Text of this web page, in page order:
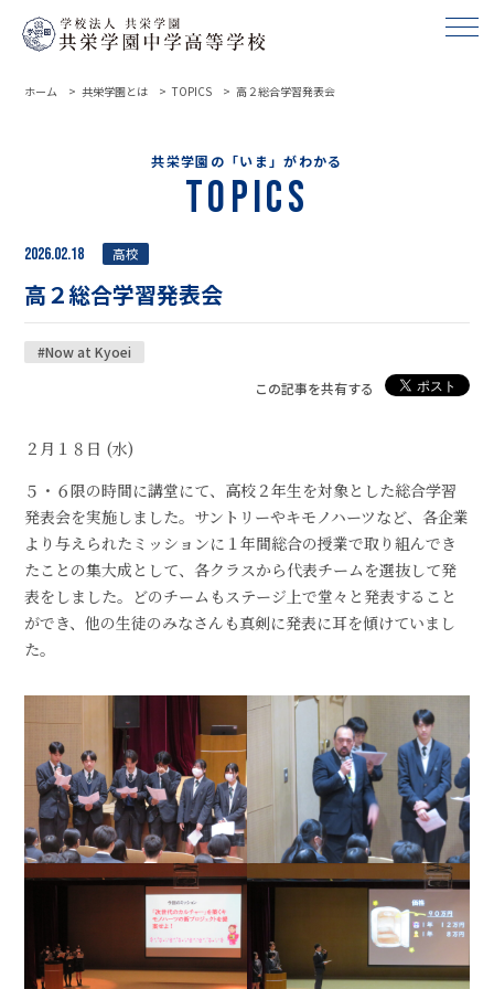
ホーム 共栄学園とは TOPICS 高２総合学習発表会
共栄学園の「いま」がわかる
Topics
2026.02.18 高校
高２総合学習発表会
#Now at Kyoei
この記事を共有する
２月１８日 (水)
５・６限の時間に講堂にて、高校２年生を対象とした総合学習
発表会を実施しました。サントリーやキモノハーツなど、各企業
より与えられたミッションに１年間総合の授業で取り組んでき
たことの集大成として、各クラスから代表チームを選抜して発
表をしました。どのチームもステージ上で堂々と発表すること
ができ、他の生徒のみなさんも真剣に発表に耳を傾けていまし
た。